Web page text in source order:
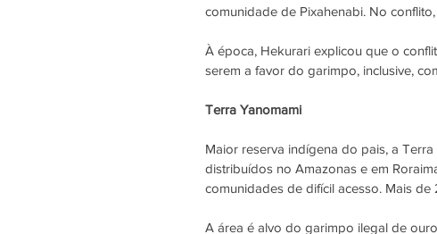
comunidade de Pixahenabi. No conflito,
À época, Hekurari explicou que o
serem a favor do garimpo, inclusive,
Terra Yanomami
Maior reserva indígena do pais, a
distribuídos no Amazonas e em
comunidades de difícil acesso. Mais de
A área é alvo do garimpo ilegal de